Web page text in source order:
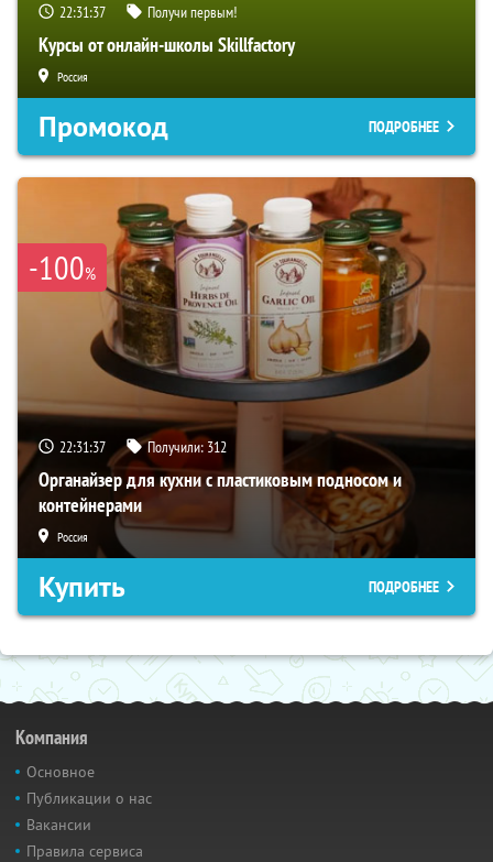
22:31:36 Получи первым!
Курсы от онлайн-школы Skillfactory
Россия
Промокод ПОДРОБНЕЕ
-100%
22:31:36 Получили: 312
Органайзер для кухни с пластиковым подносом и
контейнерами
Россия
Купить ПОДРОБНЕЕ
Компания
Основное
Публикации о нас
Вакансии
Правила сервиса